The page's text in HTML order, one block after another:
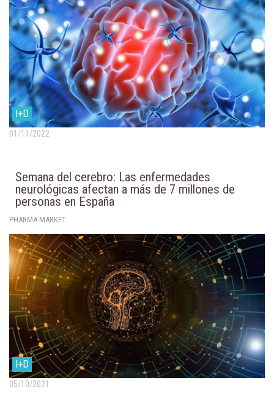
I+D
01/11/2022
Semana del cerebro: Las enfermedades
neurológicas afectan a más de 7 millones de
personas en España
PHARMA MARKET
I+D
05/10/2021